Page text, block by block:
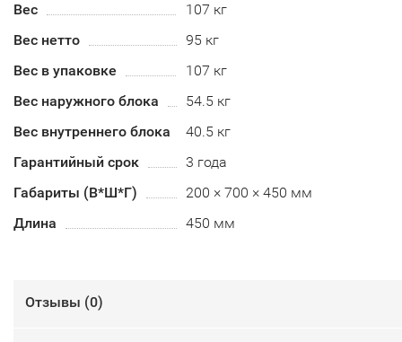
Вес
107 кг
Вес нетто
95 кг
Вес в упаковке
107 кг
Вес наружного блока
54.5 кг
Вес внутреннего блока
40.5 кг
Гарантийный срок
3 года
Габариты (В*Ш*Г)
200 × 700 × 450 мм
Длина
450 мм
Отзывы (0)